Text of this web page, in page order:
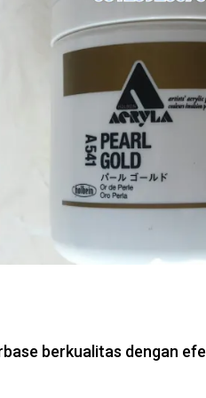
berkualitas dengan